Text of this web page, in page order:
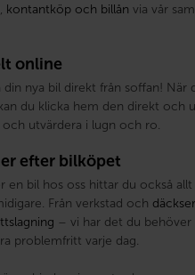
, kontantköp och billån via vår
online
din nya bil direkt från soffan! När
du klicka hem den direkt och
utvärdera i lugn och ro.
efter bilköpet
en bil hos oss hittar du också
Från verkstad och
– vi har det du
problemfritt varje dag.